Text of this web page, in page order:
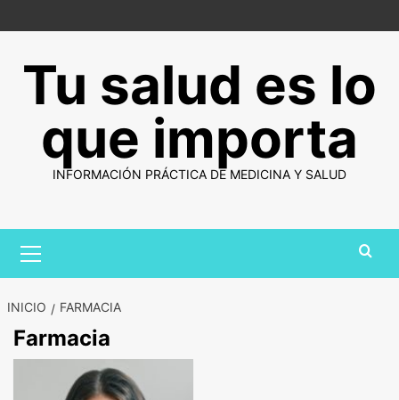
al
Tu salud es lo
que importa
INFORMACIÓN PRÁCTICA DE MEDICINA Y SALUD
primario
INICIO FARMACIA
Farmacia